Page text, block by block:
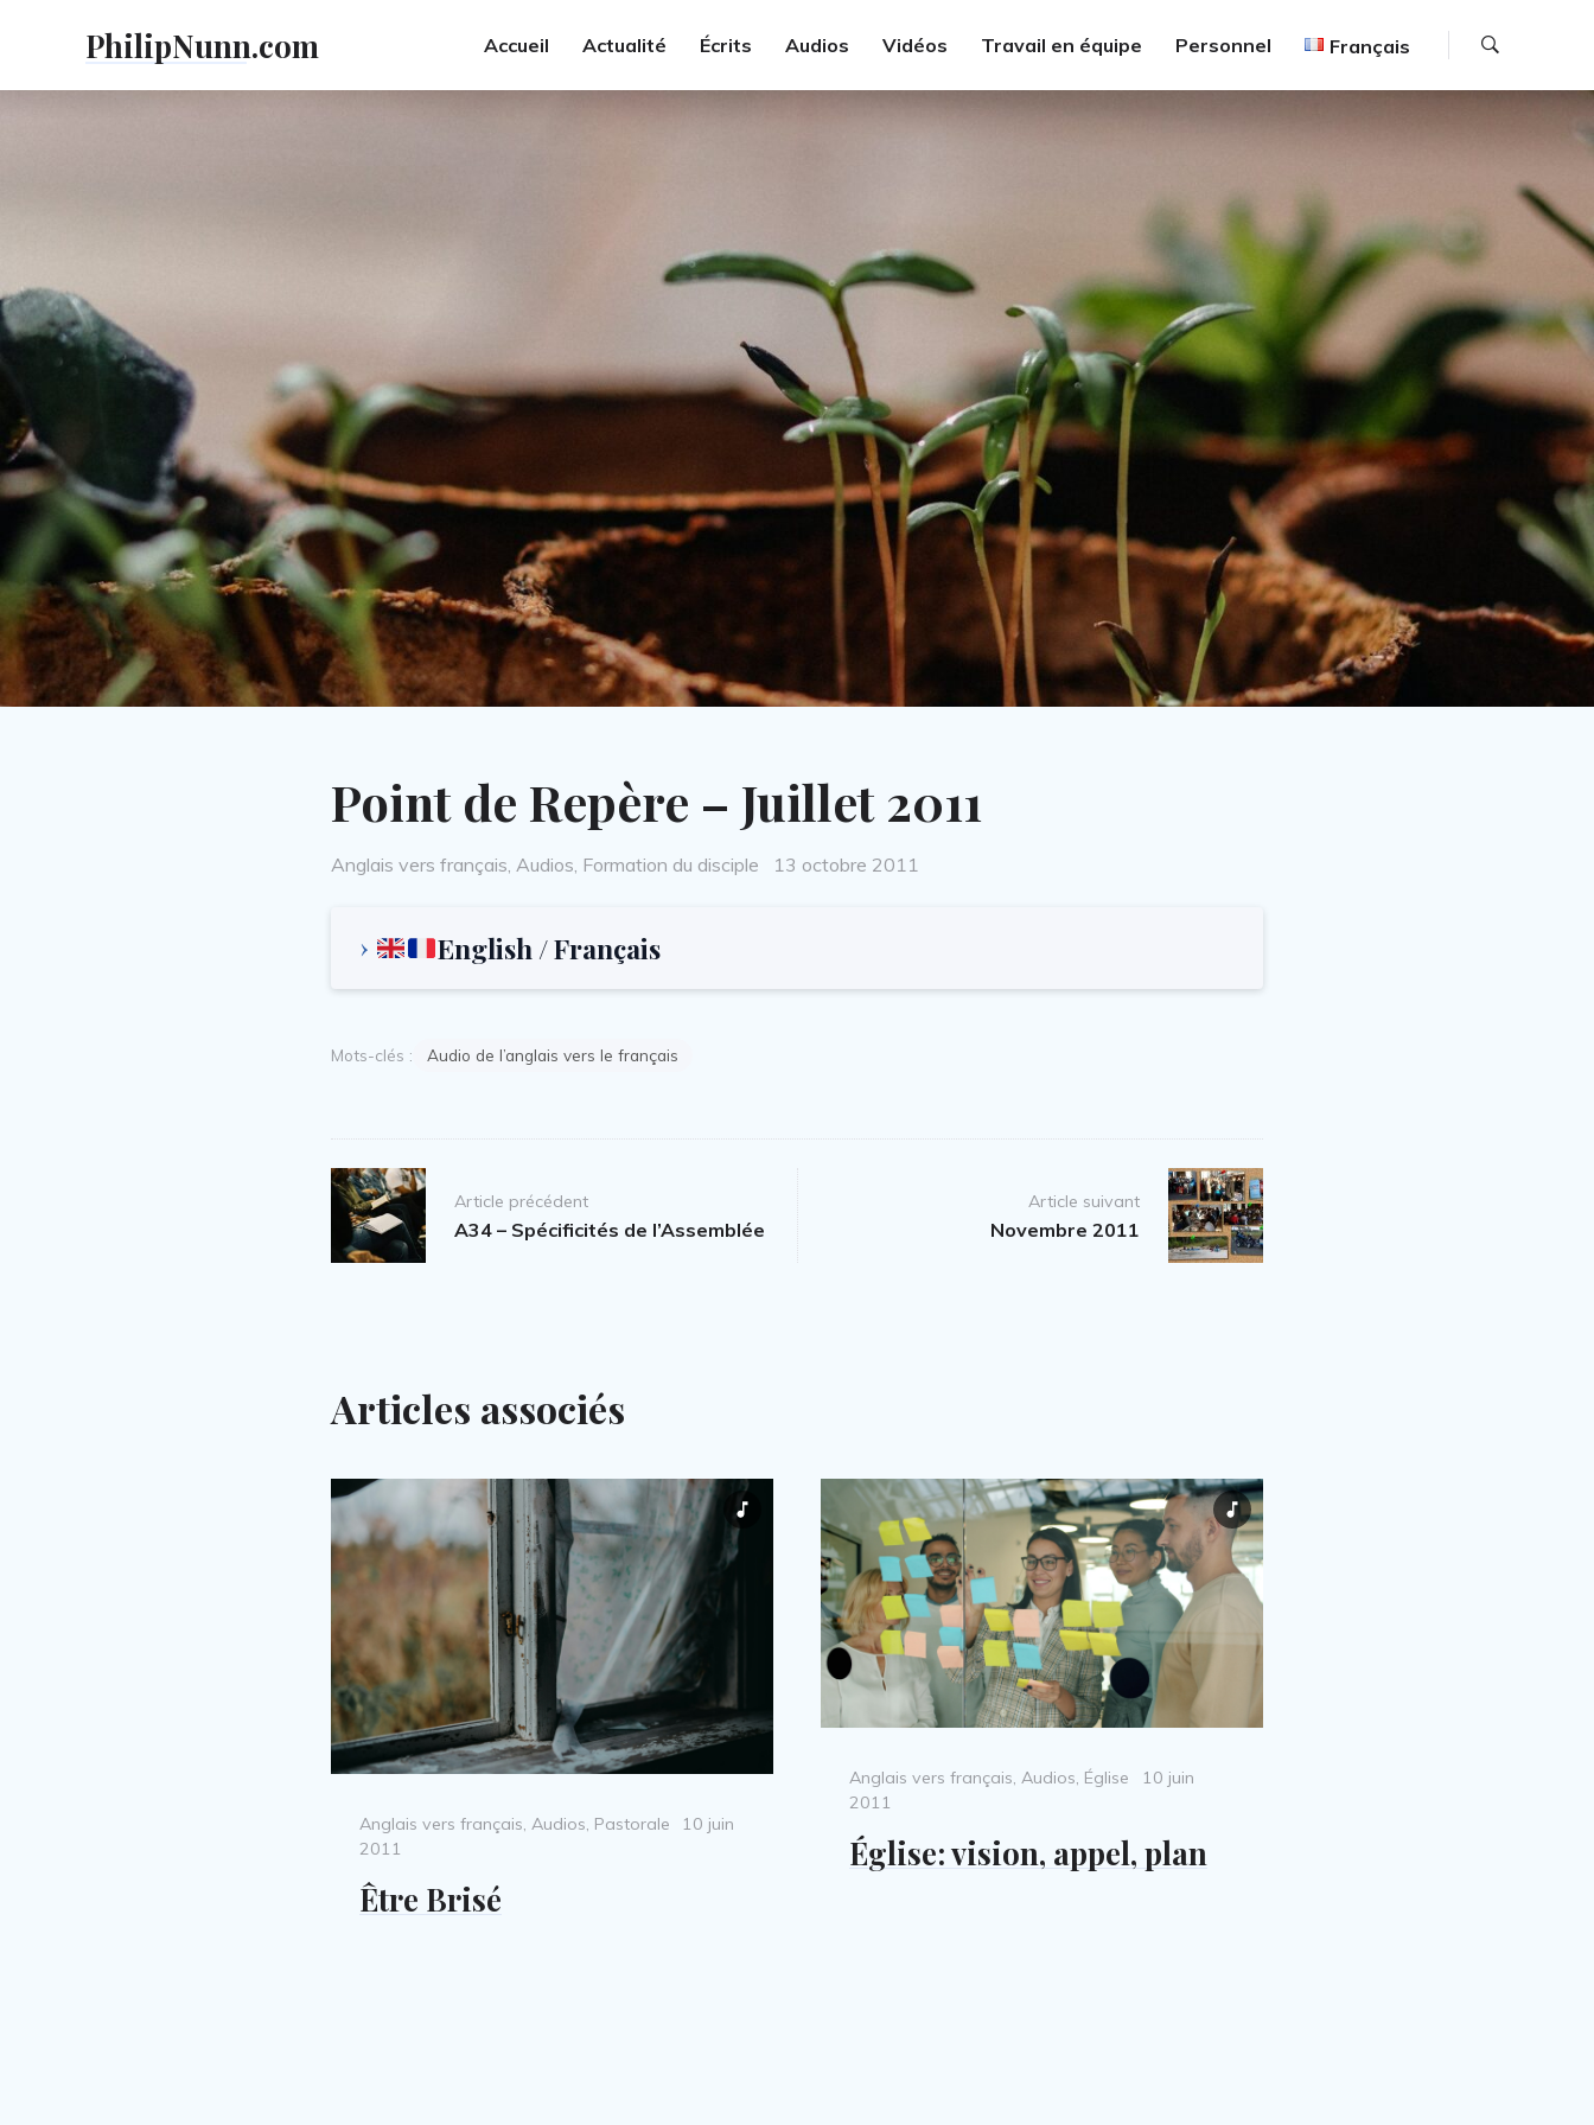
PhilipNunn.com Accueil Actualité Écrits Audios Vidéos Travail en équipe Personnel Français
Point de Repère – Juillet 2011
Categories
Anglais vers français, Audios, Formation du disciple
Posted
13 octobre 2011
English / Français
Mots-clés : Audio de l’anglais vers le français
Post
navigationArticle précédent
A34 – Spécificités de l’Assemblée
Article suivant
Novembre 2011
Articles associés
Categories
Anglais vers français, Audios, Pastorale
Posted
10 juin
2011
Être Brisé
Categories
Anglais vers français, Audios, Église
Posted
10 juin
2011
Église: vision, appel, plan